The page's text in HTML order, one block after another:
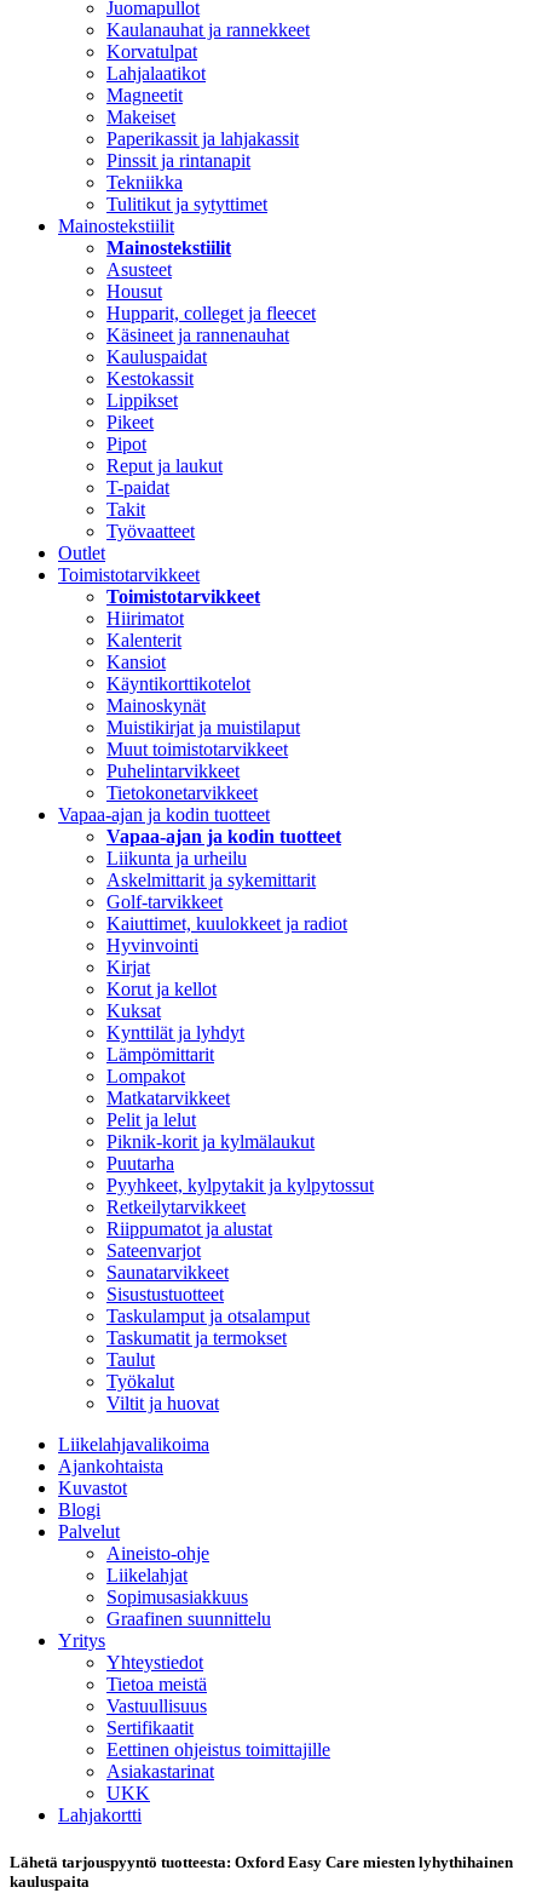
Juomapullot
Kaulanauhat ja rannekkeet
Korvatulpat
Lahjalaatikot
Magneetit
Makeiset
Paperikassit ja lahjakassit
Pinssit ja rintanapit
Tekniikka
Tulitikut ja sytyttimet
Mainostekstiilit
Mainostekstiilit
Asusteet
Housut
Hupparit, colleget ja fleecet
Käsineet ja rannenauhat
Kauluspaidat
Kestokassit
Lippikset
Pikeet
Pipot
Reput ja laukut
T-paidat
Takit
Työvaatteet
Outlet
Toimistotarvikkeet
Toimistotarvikkeet
Hiirimatot
Kalenterit
Kansiot
Käyntikorttikotelot
Mainoskynät
Muistikirjat ja muistilaput
Muut toimistotarvikkeet
Puhelintarvikkeet
Tietokonetarvikkeet
Vapaa-ajan ja kodin tuotteet
Vapaa-ajan ja kodin tuotteet
Liikunta ja urheilu
Askelmittarit ja sykemittarit
Golf-tarvikkeet
Kaiuttimet, kuulokkeet ja radiot
Hyvinvointi
Kirjat
Korut ja kellot
Kuksat
Kynttilät ja lyhdyt
Lämpömittarit
Lompakot
Matkatarvikkeet
Pelit ja lelut
Piknik-korit ja kylmälaukut
Puutarha
Pyyhkeet, kylpytakit ja kylpytossut
Retkeilytarvikkeet
Riippumatot ja alustat
Sateenvarjot
Saunatarvikkeet
Sisustustuotteet
Taskulamput ja otsalamput
Taskumatit ja termokset
Taulut
Työkalut
Viltit ja huovat
Liikelahjavalikoima
Ajankohtaista
Kuvastot
Blogi
Palvelut
Aineisto-ohje
Liikelahjat
Sopimusasiakkuus
Graafinen suunnittelu
Yritys
Yhteystiedot
Tietoa meistä
Vastuullisuus
Sertifikaatit
Eettinen ohjeistus toimittajille
Asiakastarinat
UKK
Lahjakortti
Lähetä tarjouspyyntö tuotteesta: Oxford Easy Care miesten lyhythihainen
kauluspaita